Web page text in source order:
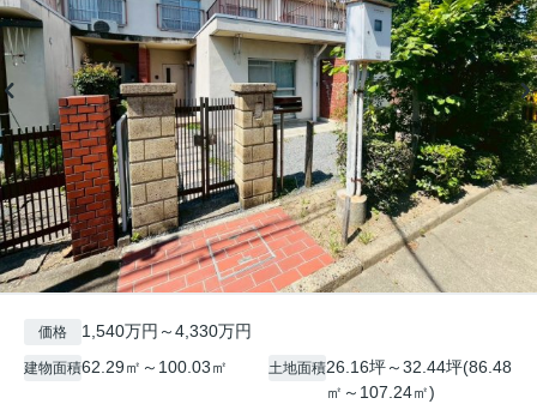
価格 1,540万円～4,330万円
建物面積62.29㎡～100.03㎡ 土地面積26.16坪～32.44坪(86.48
㎡～107.24㎡)